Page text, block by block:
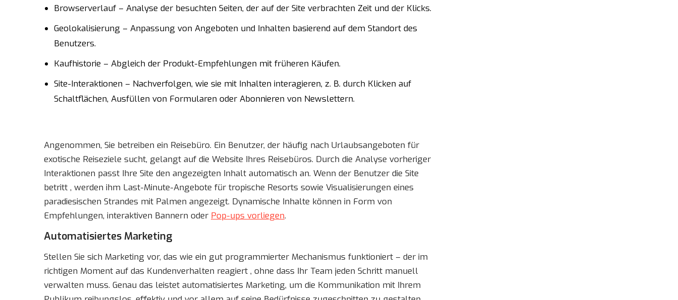
Browserverlauf – Analyse der besuchten Seiten, der auf der Site verbrachten Zeit und der Klicks.
Geolokalisierung – Anpassung von Angeboten und Inhalten basierend auf dem Standort des
Benutzers.
Kaufhistorie – Abgleich der Produkt-Empfehlungen mit früheren Käufen.
Site-Interaktionen – Nachverfolgen, wie sie mit Inhalten interagieren, z. B. durch Klicken auf
Schaltflächen, Ausfüllen von Formularen oder Abonnieren von Newslettern.
Angenommen, Sie betreiben ein Reisebüro. Ein Benutzer, der häufig nach Urlaubsangeboten für
exotische Reiseziele sucht, gelangt auf die Website Ihres Reisebüros. Durch die Analyse vorheriger
Interaktionen passt Ihre Site den angezeigten Inhalt automatisch an. Wenn der Benutzer die Site
betritt , werden ihm Last-Minute-Angebote für tropische Resorts sowie Visualisierungen eines
paradiesischen Strandes mit Palmen angezeigt. Dynamische Inhalte können in Form von
Empfehlungen, interaktiven Bannern oder Pop-ups vorliegen.
Automatisiertes Marketing
Stellen Sie sich Marketing vor, das wie ein gut programmierter Mechanismus funktioniert – der im
richtigen Moment auf das Kundenverhalten reagiert , ohne dass Ihr Team jeden Schritt manuell
verwalten muss. Genau das leistet automatisiertes Marketing, um die Kommunikation mit Ihrem